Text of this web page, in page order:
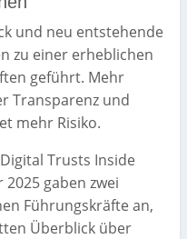
und neu entstehende
zu einer erheblichen
geführt. Mehr
Transparenz und
mehr Risiko.
Trusts Inside
2025 gaben zwei
Führungskräfte an,
Überblick über